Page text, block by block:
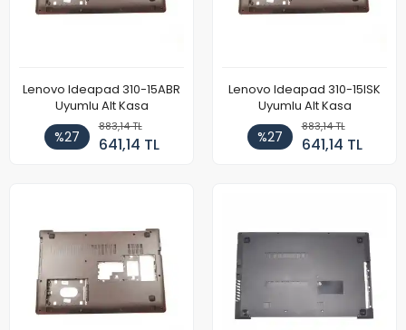
Lenovo Ideapad 310-15ABR
Uyumlu Alt Kasa
%27
883,14 TL
641,14 TL
Lenovo Ideapad 310-15ISK
Uyumlu Alt Kasa
%27
883,14 TL
641,14 TL